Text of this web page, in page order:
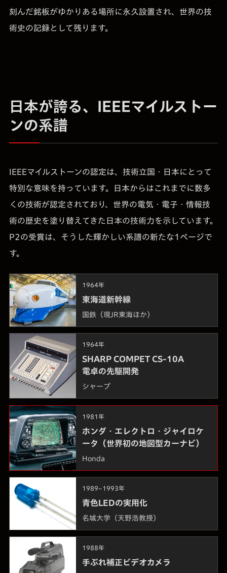
刻んだ銘板がゆかりある場所に永久設置され、世界の技
術史の記録として残ります。
日本が誇る、IEEEマイルストー
ンの系譜
IEEEマイルストーンの認定は、技術立国・日本にとって
特別な意味を持っています。日本からはこれまでに数多
くの技術が認定されており、世界の電気・電子・情報技
術の歴史を塗り替えてきた日本の技術力を示しています。
P2の受賞は、そうした輝かしい系譜の新たな1ページで
す。
1964年
東海道新幹線
国鉄（現JR東海ほか）
1964年
SHARP COMPET CS-10A
電卓の先駆開発
シャープ
1981年
ホンダ・エレクトロ・ジャイロケ
ータ（世界初の地図型カーナビ）
Honda
1989–1993年
青色LEDの実用化
名城大学（天野浩教授）
1988年
手ぶれ補正ビデオカメラ